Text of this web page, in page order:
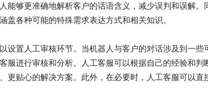
能够更准确地解析客户的话语含义，减少误判和误解。
盖各种可能的特殊需求表达方式和相关知识。
设置人工审核环节。当机器人与客户的对话涉及到一些
服进行审核和分析。人工客服可以根据自己的经验和
更贴心的解决方案。此外，在必要时，人工客服可以直